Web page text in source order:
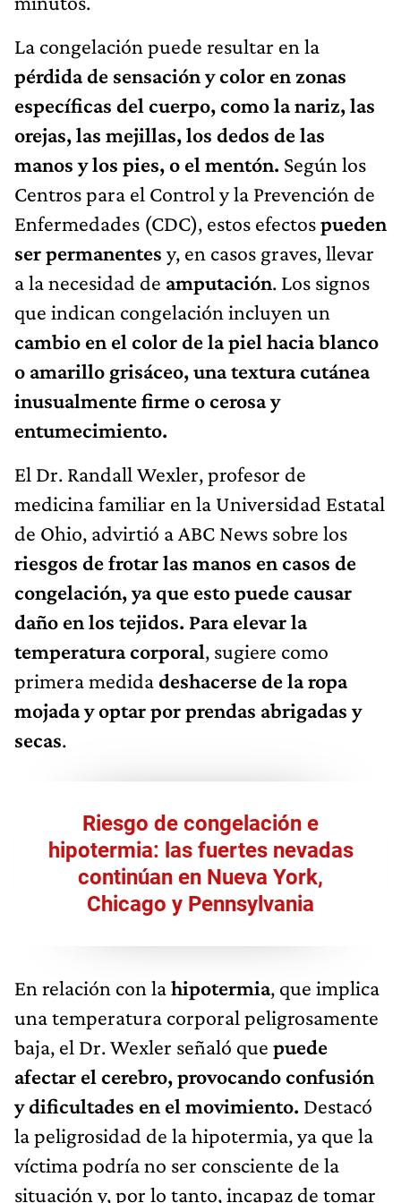
La congelación puede resultar en la
pérdida de sensación y color en zonas
específicas del cuerpo, como la nariz, las
orejas, las mejillas, los dedos de las
manos y los pies, o el mentón. Según los
Centros para el Control y la Prevención de
Enfermedades (CDC), estos efectospueden
ser permanentes y, en casos graves, llevar
a la necesidad de amputación. Los signos
que indican congelación incluyen un
cambio en el color de la piel hacia blanco
o amarillo grisáceo, una textura cutánea
inusualmente firme o cerosa y
entumecimiento.
El Dr. Randall Wexler, profesor de
medicina familiar en la Universidad Estatal
de Ohio, advirtió a ABC News sobre los
riesgos de frotar las manos en casos de
congelación, ya que esto puede causar
daño en los tejidos. Para elevar la
temperatura corporal, sugiere como
primera medidadeshacerse de la ropa
mojada y optar por prendas abrigadas y
secas.
Riesgo de congelación e
hipotermia: las fuertes nevadas
continúan en Nueva York,
Chicago y Pennsylvania
En relación con lahipotermia, que implica
una temperatura corporal peligrosamente
baja, el Dr. Wexler señaló que puede
afectar el cerebro, provocando confusión
y dificultades en el movimiento. Destacó
la peligrosidad de la hipotermia, ya que la
víctima podría no ser consciente de la
situación y, por lo tanto, incapaz de tomar